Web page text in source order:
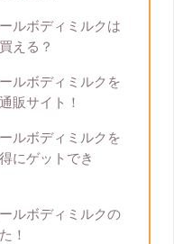
ルボディミルクは
える？
ルボディミルクを
販サイト！
ルボディミルクを
にゲットでき
ルボディミルクの
！